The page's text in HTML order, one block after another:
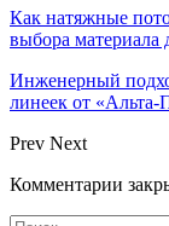
Как натяжные
выбора материала
Инженерный
линеек от «Альта-
Prev Next
Комментарии